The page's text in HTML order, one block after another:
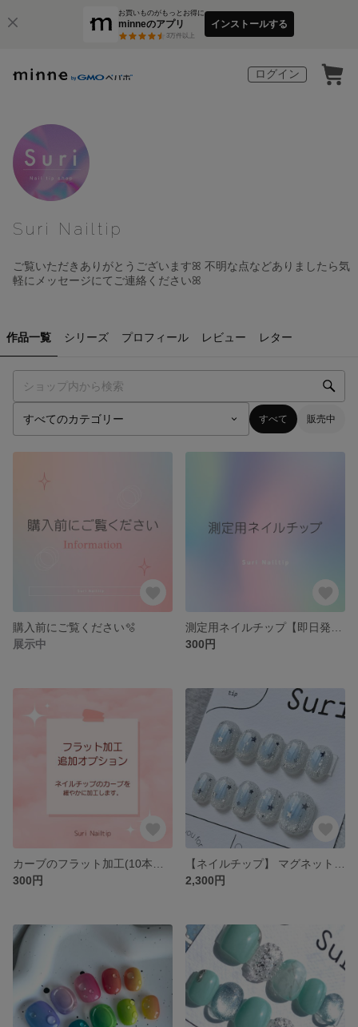
お買いものがもっとお得に
minneのアプリ
3万件以上
インストールする
ログイン
Suri Nailtip
ご覧いただきありがとうございますꕤ︎︎ 不明な点などありましたら気
軽にメッセージにてご連絡くださいꕤ︎︎
作品一覧 シリーズ プロフィール レビュー レター
すべて 販売中
購入前にご覧ください🫧
展示中
300円
300円
2,300円